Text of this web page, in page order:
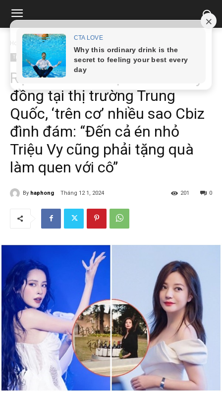
Home Tin tức Rộ tin Chi Pu nhận cát xê 3 tỷ đồng tại thị...
Tin tức
Rộ tin Chi Pu nhận cát xê 3 tỷ
đồng tại thị trường Trung
Quốc, ‘trên cơ’ nhiều sao Cbiz
đình đám: “Đến cả én nhỏ
Triệu Vy cũng phải tặng quà
làm quen với cô”
By haphong Tháng 12 1, 2024 0
201